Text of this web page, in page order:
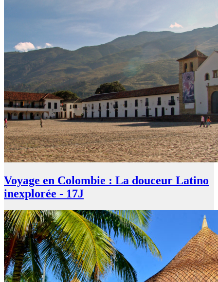
Voyage en Colombie : La douceur Latino
inexplorée - 17J